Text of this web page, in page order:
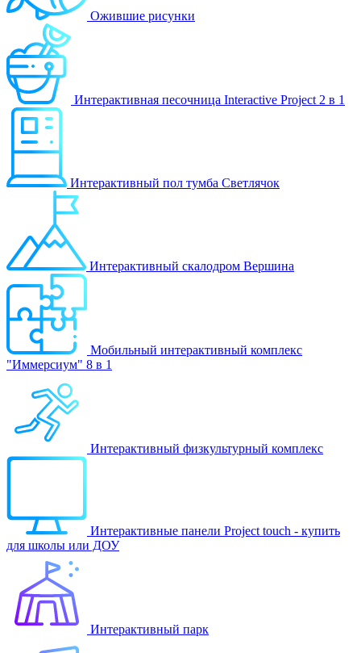
Ожившие рисунки
Интерактивная песочница Interactive Project 2 в 1
Интерактивный пол тумба Светлячок
Интерактивный скалодром Вершина
Мобильный интерактивный комплекс
"Иммерсиум" 8 в 1
Интерактивный физкультурный комплекс
Интерактивные панели Project touch - купить
для школы или ДОУ
Интерактивный парк